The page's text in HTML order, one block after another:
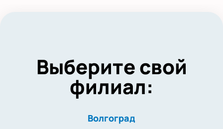
Выберите свой
филиал:
Волгоград